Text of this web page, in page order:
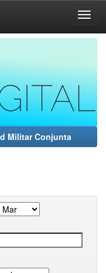
Militar Conjunta